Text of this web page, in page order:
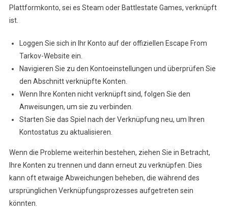
Plattformkonto, sei es Steam oder Battlestate Games, verknüpft
ist.
Loggen Sie sich in Ihr Konto auf der offiziellen Escape From
Tarkov-Website ein.
Navigieren Sie zu den Kontoeinstellungen und überprüfen Sie
den Abschnitt verknüpfte Konten.
Wenn Ihre Konten nicht verknüpft sind, folgen Sie den
Anweisungen, um sie zu verbinden.
Starten Sie das Spiel nach der Verknüpfung neu, um Ihren
Kontostatus zu aktualisieren.
Wenn die Probleme weiterhin bestehen, ziehen Sie in Betracht,
Ihre Konten zu trennen und dann erneut zu verknüpfen. Dies
kann oft etwaige Abweichungen beheben, die während des
ursprünglichen Verknüpfungsprozesses aufgetreten sein
könnten.